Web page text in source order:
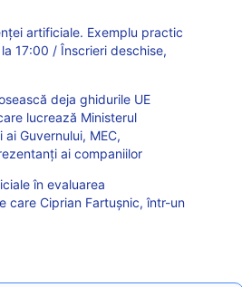
artificiale. Exemplu practic
17:00 / Înscrieri deschise,
deja ghidurile UE
lucrează Ministerul
Guvernului, MEC,
ai companiilor
în evaluarea
care Ciprian Fartușnic, într-un